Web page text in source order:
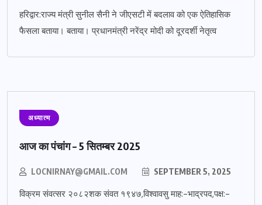
हरिद्वार:राज्य मंत्री सुनील सैनी ने जीएसटी में बदलाव को एक ऐतिहासिक
फैसला बताया। बताया। प्रधानमंत्री नरेंद्र मोदी को दूरदर्शी नेतृत्व
अध्यात्म
आज का पंचांग – 5 सितम्बर 2025
LOCNIRNAY@GMAIL.COM SEPTEMBER 5, 2025
विक्रम संवत्सर २०८२शक संवत १९४७,विश्वावसु माह:-भाद्रपद,पक्ष:-